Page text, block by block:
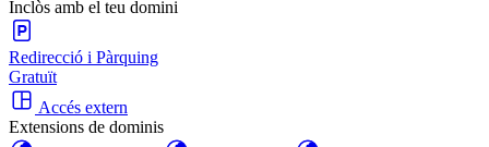
Inclòs amb el teu domini
Redirecció i Pàrquing
Gratuït
Accés extern
Extensions de dominis